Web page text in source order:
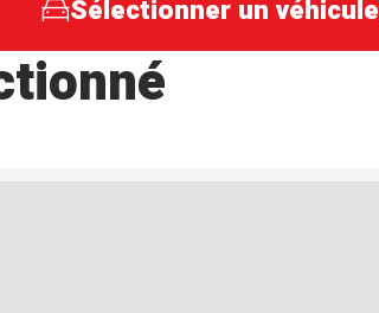
Sélectionner un véhicule